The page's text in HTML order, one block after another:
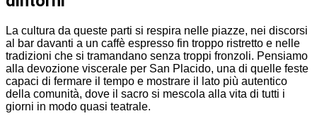
La cultura da queste parti si respira nelle piazze, nei discorsi
al bar davanti a un caffè espresso fin troppo ristretto e nelle
tradizioni che si tramandano senza troppi fronzoli. Pensiamo
alla devozione viscerale per San Placido, una di quelle feste
capaci di fermare il tempo e mostrare il lato più autentico
della comunità, dove il sacro si mescola alla vita di tutti i
giorni in modo quasi teatrale.